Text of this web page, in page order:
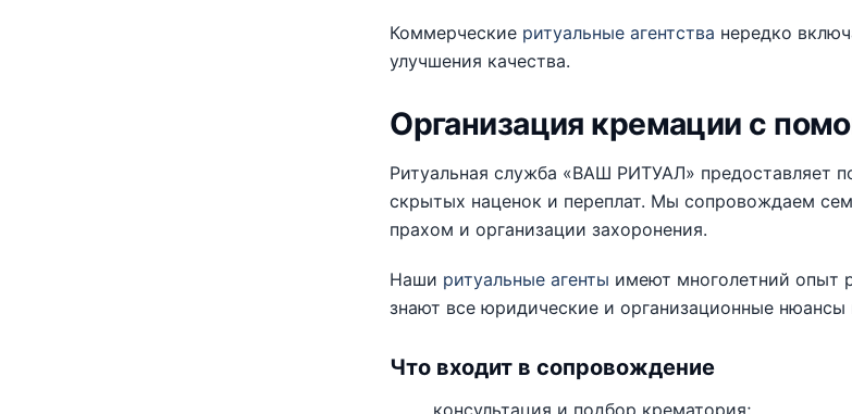
Коммерческие ритуальные агентства нередко
улучшения качества.
Организация кремации с
Ритуальная служба «ВАШ РИТУАЛ» предоставляет
скрытых наценок и переплат. Мы сопровождаем
прахом и организации захоронения.
Наши ритуальные агенты имеют многолетний опыт
знают все юридические и организационные нюансы
Что входит в сопровождение
консультация и подбор крематория;